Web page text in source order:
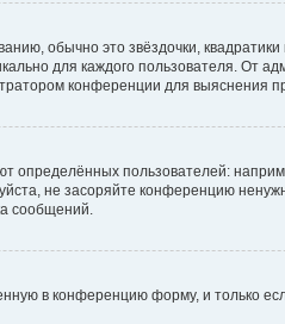
обычно это звёздочки,
для каждого пользователя. От
конференции для выяснения
пользователей:
не засоряйте конференцию
сообщений.
в конференцию форму, и только